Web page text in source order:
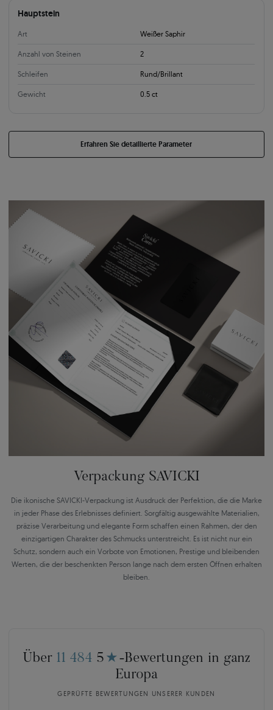
Hauptstein
Art Weißer Saphir
Anzahl von Steinen 2
Schleifen Rund/Brillant
Gewicht 0.5 ct
Erfahren Sie detaillierte Parameter
Verpackung SAVICKI
Die ikonische SAVICKI-Verpackung ist Ausdruck der Perfektion, die die Marke
in jeder Phase des Erlebnisses definiert. Sorgfältig ausgewählte Materialien,
präzise Verarbeitung und elegante Form schaffen einen Rahmen, der den
einzigartigen Charakter des Schmucks unterstreicht. Es ist nicht nur ein
Schutz, sondern auch ein Vorbote von Emotionen, Prestige und bleibenden
Werten, die der beschenkten Person lange nach dem ersten Öffnen erhalten
bleiben.
Über 11 484 5 ★ -Bewertungen in ganz
Europa
GEPRÜFTE BEWERTUNGEN UNSERER KUNDEN